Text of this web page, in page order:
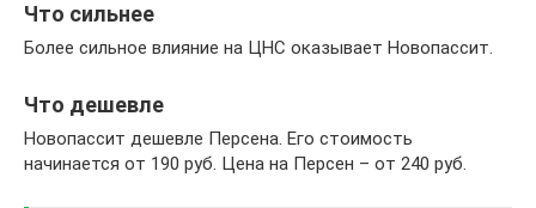
Что сильнее
Более сильное влияние на ЦНС оказывает Новопассит.
Что дешевле
Новопассит дешевле Персена. Его стоимость
начинается от 190 руб. Цена на Персен – от 240 руб.